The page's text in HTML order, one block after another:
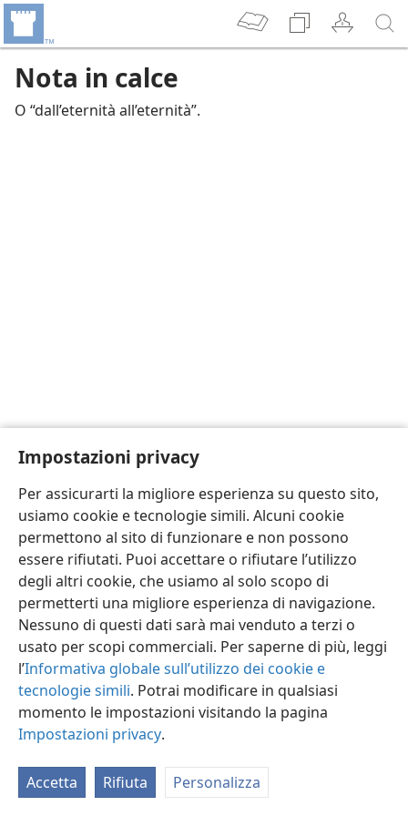
Impostazioni privacy
Per assicurarti la migliore esperienza su questo sito,
usiamo cookie e tecnologie simili. Alcuni cookie
permettono al sito di funzionare e non possono
essere rifiutati. Puoi accettare o rifiutare l’utilizzo
degli altri cookie, che usiamo al solo scopo di
permetterti una migliore esperienza di navigazione.
Nessuno di questi dati sarà mai venduto a terzi o
usato per scopi commerciali. Per saperne di più, leggi
l’Informativa globale sull’utilizzo dei cookie e
tecnologie simili. Potrai modificare in qualsiasi
momento le impostazioni visitando la pagina
Impostazioni privacy.
Accetta Rifiuta Personalizza
Nota in calce
O “dall’eternità all’eternità”.
Italiano
Copyright © 2026 Watch Tower Bible and Tract Society of Pennsylvania
JW.ORG
Accedi